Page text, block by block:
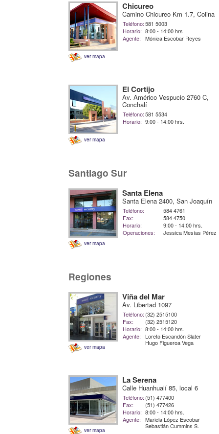
ver mapa
Chicureo
Camino Chicureo Km 1.7, Colina
Teléfono:581 5003
Horario: 8:00 - 14:00 hrs
Agente:
Mónica Escobar Reyes
ver mapa
El Cortijo
Av. Américo Vespucio 2760 C,
Conchalí
Teléfono:581 5534
Horario: 9:00 - 14:00 hrs.
Santiago Sur
ver mapa
Santa Elena
Santa Elena 2400, San Joaquín
Teléfono:
584 4761
Fax:
584 4750
Horario:
9:00 - 14:00 hrs.
Operaciones:
Jessica Mesías Pérez
Regiones
ver mapa
Viña del Mar
Av. Libertad 1097
Teléfono: (32) 2515100
Fax:
(32) 2515120
Horario: 8:00 - 14:00 hrs.
Agente:
Loreto Escandón Slater
Hugo Figueroa Vega
ver mapa
La Serena
Calle Huanhualí 85, local 6
Teléfono: (51) 477400
Fax:
(51) 477426
Horario: 8:00 - 14:00 hrs.
Agente:
Mariela López Escobar
Sebastián Cummins S.